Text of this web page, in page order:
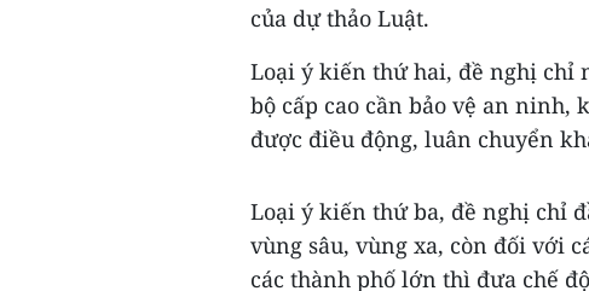
của dự thảo Luật.
Loại ý kiến thứ hai, đề nghị chỉ
bộ cấp cao cần bảo vệ an ninh,
được điều động, luân chuyển
Loại ý kiến thứ ba, đề nghị chỉ
vùng sâu, vùng xa, còn đối với
các thành phố lớn thì đưa chế